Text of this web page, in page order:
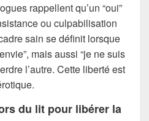
rappellent qu’un “oui”
ou culpabilisation
sain se définit lorsque
mais aussi “je ne suis
l’autre. Cette liberté est
du lit pour libérer la